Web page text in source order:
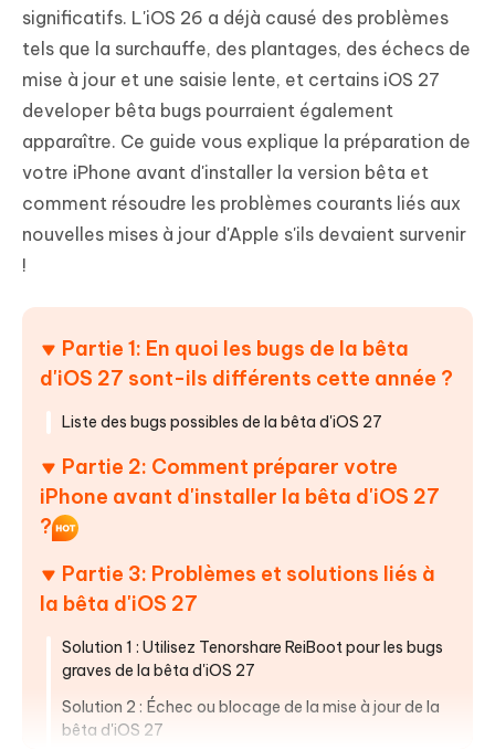
significatifs. L'iOS 26 a déjà causé des problèmes
tels que la surchauffe, des plantages, des échecs de
mise à jour et une saisie lente, et certains iOS 27
developer bêta bugs pourraient également
apparaître. Ce guide vous explique la préparation de
votre iPhone avant d'installer la version bêta et
comment résoudre les problèmes courants liés aux
nouvelles mises à jour d'Apple s'ils devaient survenir
!
Partie 1: En quoi les bugs de la bêta
d'iOS 27 sont-ils différents cette année ?
Liste des bugs possibles de la bêta d'iOS 27
Partie 2: Comment préparer votre
iPhone avant d'installer la bêta d'iOS 27
?
Partie 3: Problèmes et solutions liés à
la bêta d'iOS 27
Solution 1 : Utilisez Tenorshare ReiBoot pour les bugs
graves de la bêta d'iOS 27
Solution 2 : Échec ou blocage de la mise à jour de la
bêta d'iOS 27